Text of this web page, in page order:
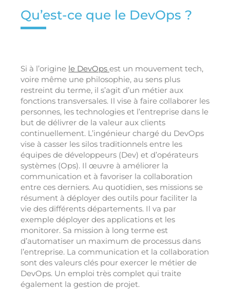
Qu’est-ce que le DevOps ?
Si à l’origine le DevOps est un mouvement tech,
voire même une philosophie, au sens plus
restreint du terme, il s’agit d’un métier aux
fonctions transversales. Il vise à faire collaborer les
personnes, les technologies et l’entreprise dans le
but de délivrer de la valeur aux clients
continuellement. L’ingénieur chargé du DevOps
vise à casser les silos traditionnels entre les
équipes de développeurs (Dev) et d’opérateurs
systèmes (Ops). Il œuvre à améliorer la
communication et à favoriser la collaboration
entre ces derniers. Au quotidien, ses missions se
résument à déployer des outils pour faciliter la
vie des différents départements. Il va par
exemple déployer des applications et les
monitorer. Sa mission à long terme est
d’automatiser un maximum de processus dans
l’entreprise. La communication et la collaboration
sont des valeurs clés pour exercer le métier de
DevOps. Un emploi très complet qui traite
également la gestion de projet.